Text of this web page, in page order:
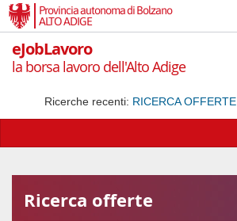
Provincia autonoma di Bolzano
ALTO ADIGE
eJobLavoro
la borsa lavoro dell'Alto Adige
Ricerche recenti: RICERCA OFFERTE
Ricerca offerte